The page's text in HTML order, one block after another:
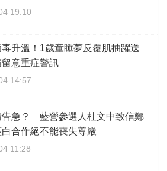
19:10
升溫！1歲童睡夢反覆肌抽躍送
意重症警訊
14:57
告急？ 藍營參選人杜文中致信鄭
白合作絕不能喪失尊嚴
11:28